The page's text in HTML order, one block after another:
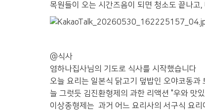
목원들이 오는 시간즈음이 되면 청소도 끝나고,
@식사
염하나집사님의 기도로 식사를 시작했습니다
오늘 요리는 일본식 닭고기 덮밥인 오야코동과
늘 그럿듯 김진환형제의 과한 리액션 "우와 맛
이상종형제는 과거 어느 요리사의 서구식 요